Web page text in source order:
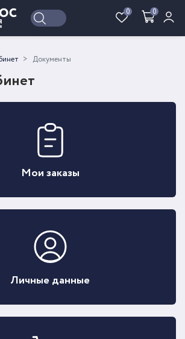
0 0
Войти Регистрация
Документы
Мои заказы
Личные данные